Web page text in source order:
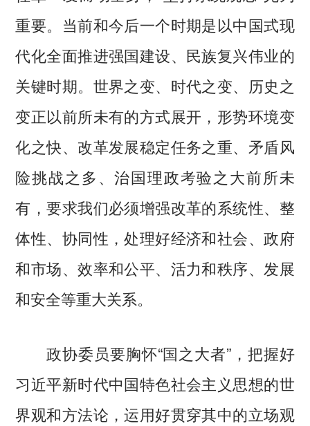
重要。当前和今后一个时期是以中国式现
代化全面推进强国建设、民族复兴伟业的
关键时期。世界之变、时代之变、历史之
变正以前所未有的方式展开，形势环境变
化之快、改革发展稳定任务之重、矛盾风
险挑战之多、治国理政考验之大前所未
有，要求我们必须增强改革的系统性、整
体性、协同性，处理好经济和社会、政府
和市场、效率和公平、活力和秩序、发展
和安全等重大关系。
政协委员要胸怀“国之大者”，把握好
习近平新时代中国特色社会主义思想的世
界观和方法论，运用好贯穿其中的立场观